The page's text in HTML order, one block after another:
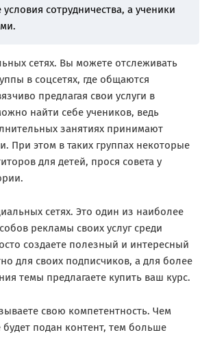
сотрудничества, а ученики
сетях. Вы можете отслеживать
в соцсетях, где общаются
предлагая свои услуги в
найти себе учеников, ведь
занятиях принимают
При этом в таких группах некоторые
для детей, прося совета у
сетях. Это один из наиболее
рекламы своих услуг среди
создаете полезный и интересный
для своих подписчиков, а для более
темы предлагаете купить ваш курс.
свою компетентность. Чем
подан контент, тем больше